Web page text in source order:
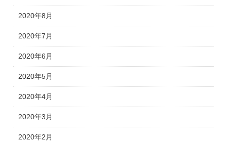
2020年8月
2020年7月
2020年6月
2020年5月
2020年4月
2020年3月
2020年2月